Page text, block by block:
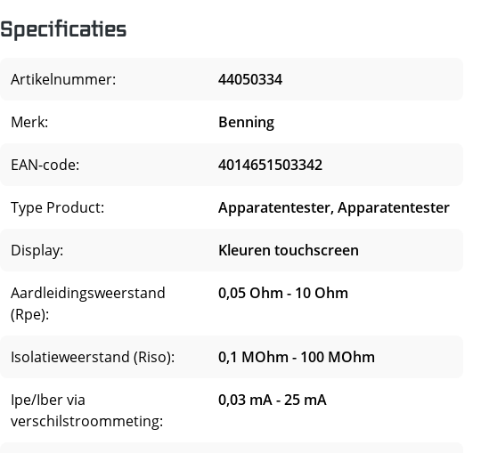
Specificaties
Artikelnummer: 44050334
Merk: Benning
EAN-code: 4014651503342
Type Product: Apparatentester, Apparatentester
Display: Kleuren touchscreen
Aardleidingsweerstand
(Rpe):
0,05 Ohm - 10 Ohm
Isolatieweerstand (Riso): 0,1 MOhm - 100 MOhm
Ipe/Iber via
verschilstroommeting:
0,03 mA - 25 mA